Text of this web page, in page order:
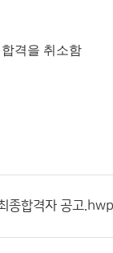
격을 취소함
종합격자 공고